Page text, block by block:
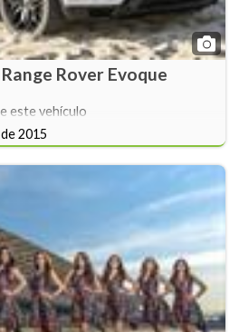
Rover Evoque
este vehículo
2015